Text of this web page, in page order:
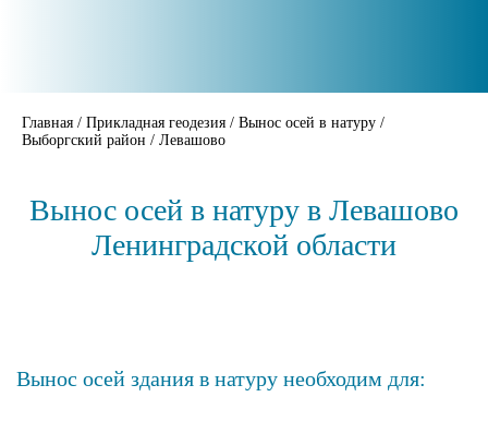
Главная / Прикладная геодезия / Вынос осей в натуру /
Выборгский район / Левашово
Вынос осей в натуру в Левашово
Ленинградской области
Вынос осей здания в натуру необходим для: